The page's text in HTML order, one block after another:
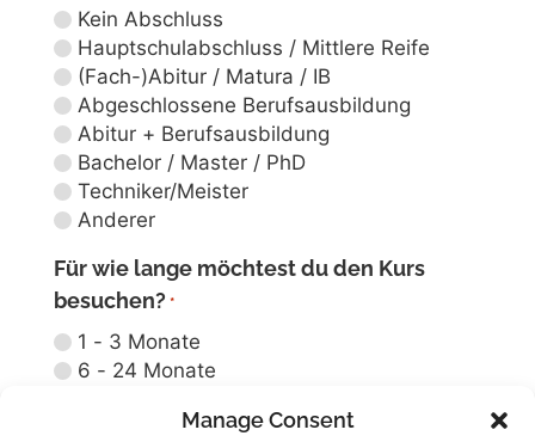
Manage Consent
12 Monate
können sich ändern und werden im Laufe des
Jahres festgelegt.
*Studierende des 4. Studienjahres zahlen
zusätzlich 30.000 JPY für die Mitgliedschaft im
Alumni-Verein, der alle Absolventen
automatisch angehören.
Aufschlüsselung der Kosten
Kein Abschluss
Hauptschulabschluss / Mittlere Reife
(Fach-)Abitur / Matura / IB
Abgeschlossene Berufsausbildung
Abitur + Berufsausbildung
Bachelor / Master / PhD
Techniker/Meister
Anderer
Für wie lange möchtest du den Kurs
besuchen? *
1 - 3 Monate
6 - 24 Monate
Nicht sicher